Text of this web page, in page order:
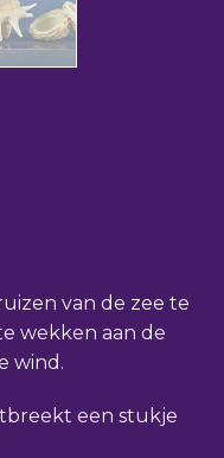
van de zee te
wekken aan de
wind.
een stukje